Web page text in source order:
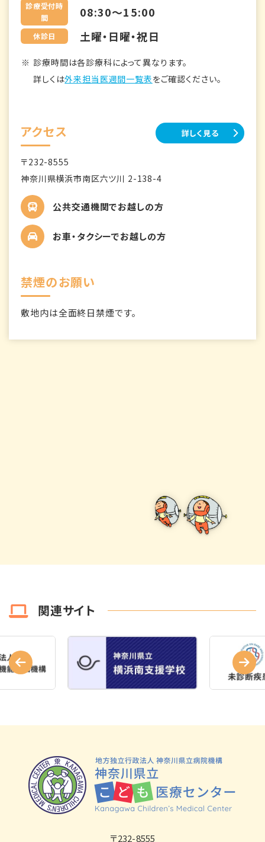
診療受付時
間
08:30～15:00
休診日 土曜・日曜・祝日
診療時間は各診療科によって異なります。
詳しくは外来担当医週間一覧表をご確認ください。
アクセス 詳しく見る
〒232-8555
神奈川県横浜市南区六ツ川 2-138-4
公共交通機関でお越しの方
お車・タクシーでお越しの方
禁煙のお願い
敷地内は全面終日禁煙です。
関連サイト
〒232-8555